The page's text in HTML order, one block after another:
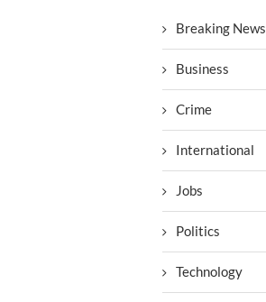
Breaking News
Business
Crime
International
Jobs
Politics
Technology